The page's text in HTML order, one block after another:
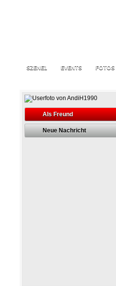
SZENE1 EVENTS FOTOS
Als Freund
Neue Nachricht